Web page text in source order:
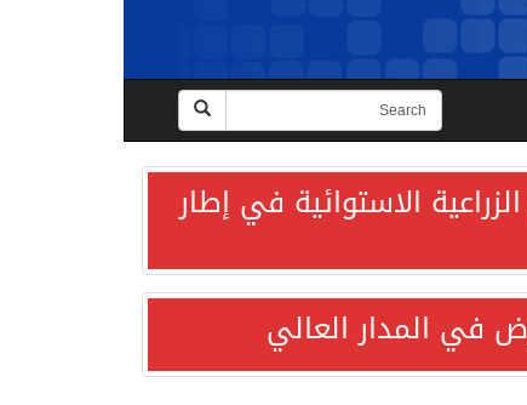
الاستوائية في إطار
في المدار العالي